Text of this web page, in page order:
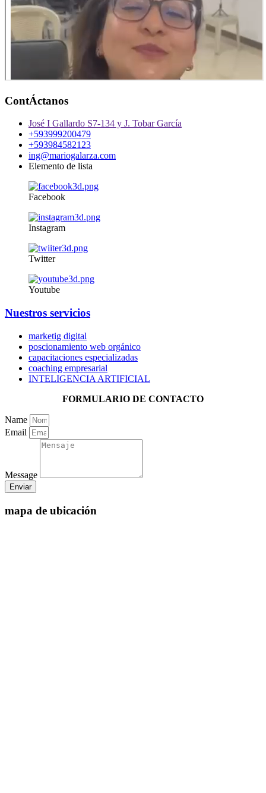
ContÁctanos
José I Gallardo S7-134 y J. Tobar García
+593999200479
+593984582123
ing@mariogalarza.com
Elemento de lista
Facebook
Instagram
Twitter
Youtube
Nuestros servicios
marketig digital
poscionamiento web orgánico
capacitaciones especializadas
coaching empresarial
INTELIGENCIA ARTIFICIAL
FORMULARIO DE CONTACTO
Name
Email
Message
Enviar
mapa de ubicación